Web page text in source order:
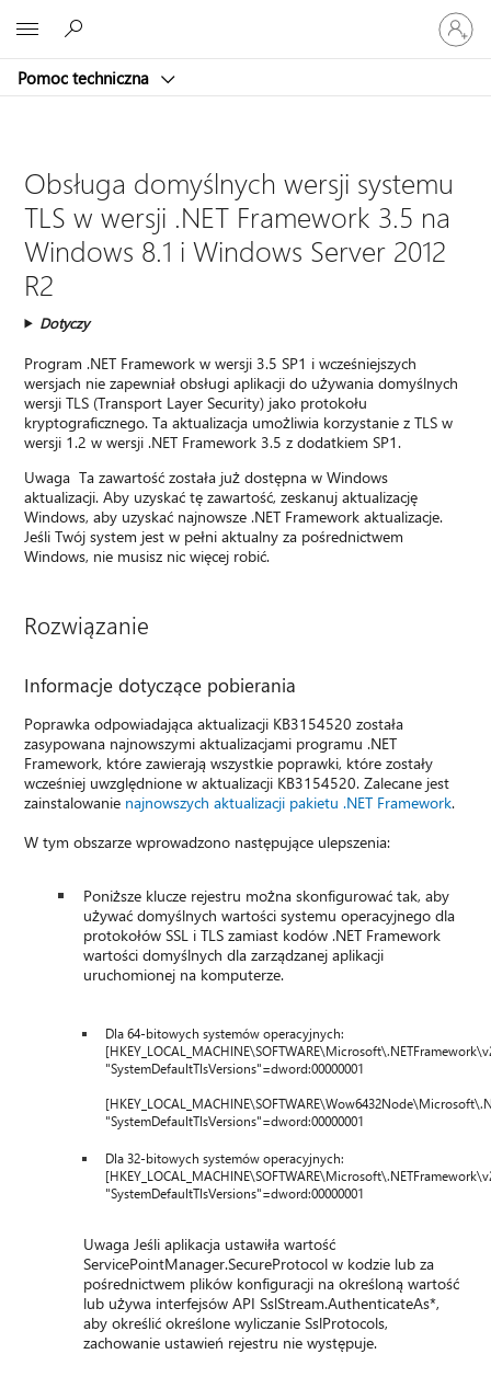
Pomoc techniczna
Zaloguj
się
do
konta
Obsługa domyślnych wersji systemu
TLS w wersji .NET Framework 3.5 na
Windows 8.1 i Windows Server 2012
R2
Dotyczy
Program .NET Framework w wersji 3.5 SP1 i wcześniejszych
wersjach nie zapewniał obsługi aplikacji do używania domyślnych
wersji TLS (Transport Layer Security) jako protokołu
kryptograficznego. Ta aktualizacja umożliwia korzystanie z TLS w
wersji 1.2 w wersji .NET Framework 3.5 z dodatkiem SP1.
Uwaga Ta zawartość została już dostępna w Windows
aktualizacji. Aby uzyskać tę zawartość, zeskanuj aktualizację
Windows, aby uzyskać najnowsze .NET Framework aktualizacje.
Jeśli Twój system jest w pełni aktualny za pośrednictwem
Windows, nie musisz nic więcej robić.
Rozwiązanie
Informacje dotyczące pobierania
Poprawka odpowiadająca aktualizacji KB3154520 została
zasypowana najnowszymi aktualizacjami programu .NET
Framework, które zawierają wszystkie poprawki, które zostały
wcześniej uwzględnione w aktualizacji KB3154520. Zalecane jest
zainstalowanie najnowszych aktualizacji pakietu .NET Framework.
W tym obszarze wprowadzono następujące ulepszenia:
Poniższe klucze rejestru można skonfigurować tak, aby
używać domyślnych wartości systemu operacyjnego dla
protokołów SSL i TLS zamiast kodów .NET Framework
wartości domyślnych dla zarządzanej aplikacji
uruchomionej na komputerze.
Dla 64-bitowych systemów operacyjnych:
"SystemDefaultTlsVersions"=dword:00000001
"SystemDefaultTlsVersions"=dword:00000001
Dla 32-bitowych systemów operacyjnych:
"SystemDefaultTlsVersions"=dword:00000001
Uwaga Jeśli aplikacja ustawiła wartość
ServicePointManager.SecureProtocol w kodzie lub za
pośrednictwem plików konfiguracji na określoną wartość
lub używa interfejsów API SslStream.AuthenticateAs*,
aby określić określone wyliczanie SslProtocols,
zachowanie ustawień rejestru nie występuje.